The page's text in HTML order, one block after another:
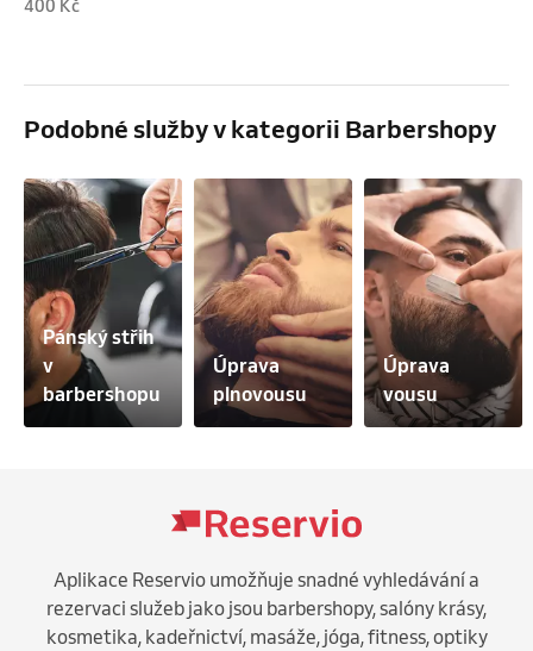
400 Kč
Podobné služby v kategorii Barbershopy
Pánský střih
v
barbershopu
Úprava
plnovousu
Úprava
vousu
Aplikace Reservio umožňuje snadné vyhledávání a
rezervaci služeb jako jsou barbershopy, salóny krásy,
kosmetika, kadeřnictví, masáže, jóga, fitness, optiky